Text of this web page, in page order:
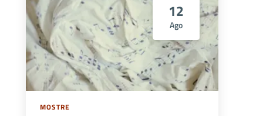
12
Ago
MOSTRE